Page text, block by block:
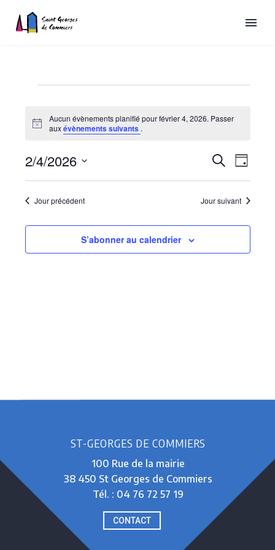
Évènements
for
février
4,
2026
Notice
Aucun évènements planifié pour février 4, 2026. Passer
auxévènements suivants .
et
Recherche
de
vues
Jour
2/4/2026
Sélectionnez
date.
Jour précédent Jour suivant
S’abonner au calendrier
ST-GEORGES DE COMMIERS
100 Rue de la mairie
38 450 St Georges de Commiers
Tél. : 04 76 72 57 19
CONTACT